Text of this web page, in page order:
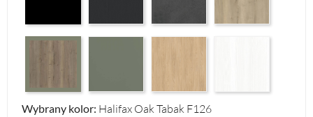
Wybrany kolor: Halifax Oak Tabak F126